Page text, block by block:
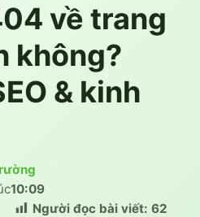
về trang
không?
& kinh
10:09
Người đọc bài viết: 62